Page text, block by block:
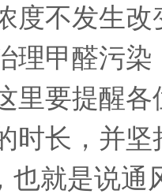
度不发生
理甲醛污
里要提醒
时长，并
也就是说